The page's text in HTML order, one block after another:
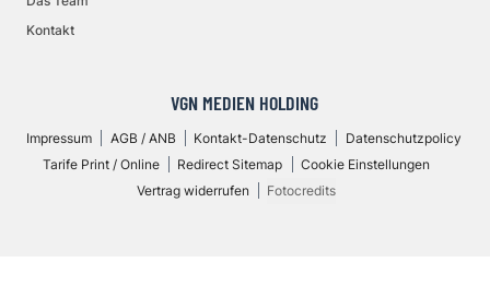
Kontakt
VGN MEDIEN HOLDING
Impressum AGB / ANB Kontakt-Datenschutz
Datenschutzpolicy
Tarife Print / Online
Redirect Sitemap
Cookie Einstellungen
Vertrag widerrufen
Fotocredits